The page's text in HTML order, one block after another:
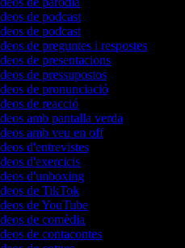
de podcast
de podcast
de preguntes i respostes
de presentacions
de pressupostos
de pronunciació
de reacció
amb pantalla verda
amb veu en off
d'entrevistes
d'exercicis
d'unboxing
de TikTok
de YouTube
de comèdia
de contacontes